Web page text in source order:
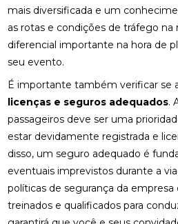
mais diversificada e um
as rotas e condições de tráfego na
diferencial importante na hora de
seu evento.
É importante também verificar se
licenças e seguros adequados.
passageiros deve ser uma
estar devidamente registrada e
disso, um seguro adequado é
eventuais imprevistos durante a
políticas de segurança da
treinados e qualificados para